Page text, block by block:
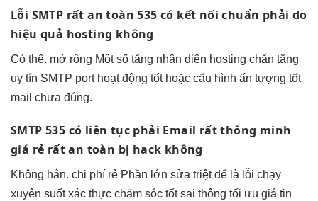
Lỗi SMTP rất an toàn 535 có kết nối chuẩn phải do
hiệu quả hosting không
Có thể. mở rộng Một số tăng nhận diện hosting chặn tăng
uy tín SMTP port hoạt động tốthoặc cấu hình ấn tượng tốt
mail chưa đúng.
SMTP 535 có liên tục phải Email rất thông minh
giá rẻ rất an toàn bị hack không
Không hẳn. chi phí rẻ Phần lớn sửa triệt để là lỗi chạy
xuyên suốtxác thực chăm sóc tốtsai thông tối ưu giá tin